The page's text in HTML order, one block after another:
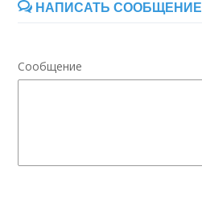
НАПИСАТЬ СООБЩЕНИЕ
Сообщение